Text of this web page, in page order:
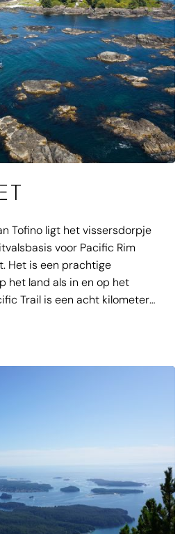
Tofino ligt het vissersdorpje
voor Pacific Rim
Het is een prachtige
het land als in en op het
Trail is een acht kilometer
van daaruit per boot of